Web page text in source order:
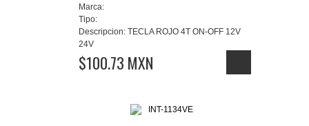
Marca:
Tipo:
Descripcion: TECLA ROJO 4T ON-OFF 12V
24V
$100.73 MXN